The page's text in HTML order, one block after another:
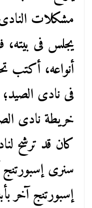
مشكلات
يجلس فى بيته،
أنواعه، أكتب
فى نادى
خريطة نادى
كان قد ترشح
سنرى
إسبورتنج آخر